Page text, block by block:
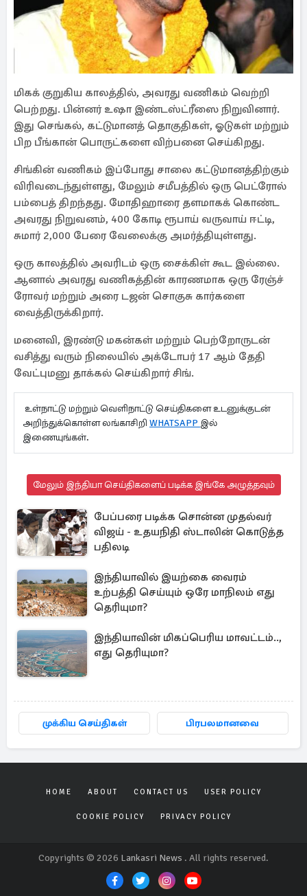
மிகக் குறுகிய காலத்தில், அவரது வணிகம் வெற்றி
பெற்றது. பின்னர் உஷா இண்டஸ்ட்ரீஸை நிறுவினார்.
இது செங்கல், கட்டுமானத் தொகுதிகள், ஓடுகள் மற்றும்
பிற பீங்கான் பொருட்களை விற்பனை செய்கிறது.
சிங்கின் வணிகம் இப்போது சாலை கட்டுமானத்திற்கும்
விரிவடைந்துள்ளது, மேலும் சமீபத்தில் ஒரு பெட்ரோல்
பம்பைத் திறந்தது. மோதிஹாரை தளமாகக் கொண்ட
அவரது நிறுவனம், 400 கோடி ரூபாய் வருவாய் ஈட்டி,
சுமார் 2,000 பேரை வேலைக்கு அமர்த்தியுள்ளது.
ஒரு காலத்தில் அவரிடம் ஒரு சைக்கிள் கூட இல்லை.
ஆனால் அவரது வணிகத்தின் காரணமாக ஒரு ரேஞ்ச்
ரோவர் மற்றும் அரை டஜன் சொகுசு கார்களை
வைத்திருக்கிறார்.
மனைவி, இரண்டு மகன்கள் மற்றும் பெற்றோருடன்
வசித்து வரும் நிலையில் அக்டோபர் 17 ஆம் தேதி
வேட்புமனு தாக்கல் செய்கிறார் சிங்.
உள்நாட்டு மற்றும் வெளிநாட்டு செய்திகளை உடனுக்குடன்
அறிந்துக்கொள்ள லங்காசிறி WHATSAPP இல்
இணையுங்கள்.
மேலும் இந்தியா செய்திகளைப் படிக்க இங்கே அழுத்தவும்
பேப்பரை படிக்க சொன்ன முதல்வர்
விஜய் - உதயநிதி ஸ்டாலின் கொடுத்த
பதிலடி
இந்தியாவில் இயற்கை வைரம்
உற்பத்தி செய்யும் ஒரே மாநிலம் எது
தெரியுமா?
இந்தியாவின் மிகப்பெரிய மாவட்டம்..,
எது தெரியுமா?
முக்கிய செய்திகள் பிரபலமானவை
HOME ABOUT CONTACT US USER POLICY
COOKIE POLICY PRIVACY POLICY
Copyrights © 2026 Lankasri News . All rights reserved.